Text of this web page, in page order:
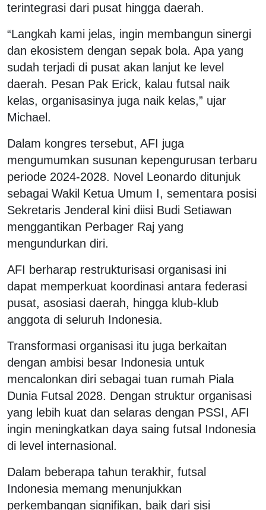
terintegrasi dari pusat hingga daerah.
“Langkah kami jelas, ingin membangun sinergi
dan ekosistem dengan sepak bola. Apa yang
sudah terjadi di pusat akan lanjut ke level
daerah. Pesan Pak Erick, kalau futsal naik
kelas, organisasinya juga naik kelas,” ujar
Michael.
Dalam kongres tersebut, AFI juga
mengumumkan susunan kepengurusan terbaru
periode 2024-2028. Novel Leonardo ditunjuk
sebagai Wakil Ketua Umum I, sementara posisi
Sekretaris Jenderal kini diisi Budi Setiawan
menggantikan Perbager Raj yang
mengundurkan diri.
AFI berharap restrukturisasi organisasi ini
dapat memperkuat koordinasi antara federasi
pusat, asosiasi daerah, hingga klub-klub
anggota di seluruh Indonesia.
Transformasi organisasi itu juga berkaitan
dengan ambisi besar Indonesia untuk
mencalonkan diri sebagai tuan rumah Piala
Dunia Futsal 2028. Dengan struktur organisasi
yang lebih kuat dan selaras dengan PSSI, AFI
ingin meningkatkan daya saing futsal Indonesia
di level internasional.
Dalam beberapa tahun terakhir, futsal
Indonesia memang menunjukkan
perkembangan signifikan, baik dari sisi